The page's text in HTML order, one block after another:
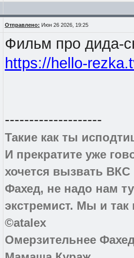
Отправлено: Июн 26 2026, 19:25
Фильм про дида-
https://hello-
--------------------
Такие как ты
И прекратите уже
хочется вызвать
Фахед, не надо нам
экстремист. Мы и
©atalex
Омерзительнее